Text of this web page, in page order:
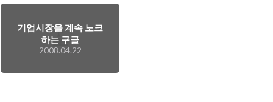
기업시장을 계속 노크
하는 구글
2008.04.22